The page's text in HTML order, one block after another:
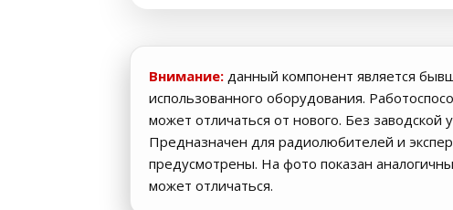
Внимание: данный компонент является
использованного оборудования.
может отличаться от нового. Без заводской
Предназначен для радиолюбителей и
предусмотрены. На фото показан
может отличаться.